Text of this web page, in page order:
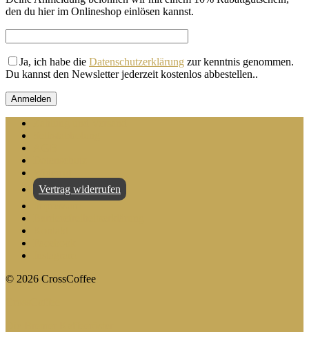
den du hier im Onlineshop einlösen kannst.
Ja, ich habe die Datenschutzerklärung zur kenntnis genommen.
Du kannst den Newsletter jederzeit kostenlos abbestellen..
Vertrag widerrufen
© 2026 CrossCoffee